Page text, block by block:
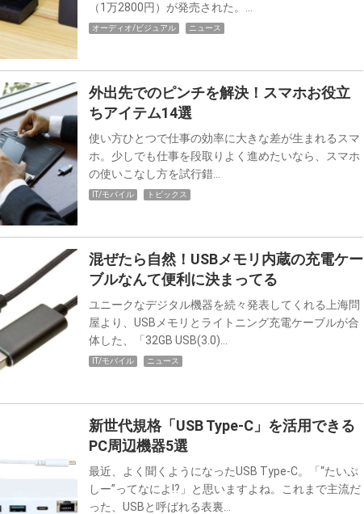
（1万2800円）が発売された。…
オーディオ/ビジュアル ニュース
外出先でのピンチを解決！スマホお役立
ちアイテム14選
使い方ひとつで仕事の効率に大きな差が生まれるスマ
ホ。少しでも仕事を段取りよく進めたいなら、スマホ
の使いこなし方を試行錯…
IT/モバイル トピックス
混ぜたら自然！USBメモリ内蔵の充電ケー
ブルなんて便利に決まってる
ユニークなデジタル機器を続々発表してくれる上海問
屋より、USBメモリとライトニング充電ケーブルが合
体した、「32GB USB(3.0)…
IT/モバイル ニュース
新世代規格「USB Type-C」を活用できる
PC周辺機器5選
最近、よく聞くようになったUSB Type-C。「“たいぷ
しー”ってなによ!?」と思いますよね。これまで主流だ
った、USBと呼ばれる表裏…